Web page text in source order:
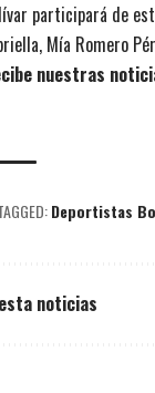
participará de
Mía Romero
nuestras
Deportistas
noticias